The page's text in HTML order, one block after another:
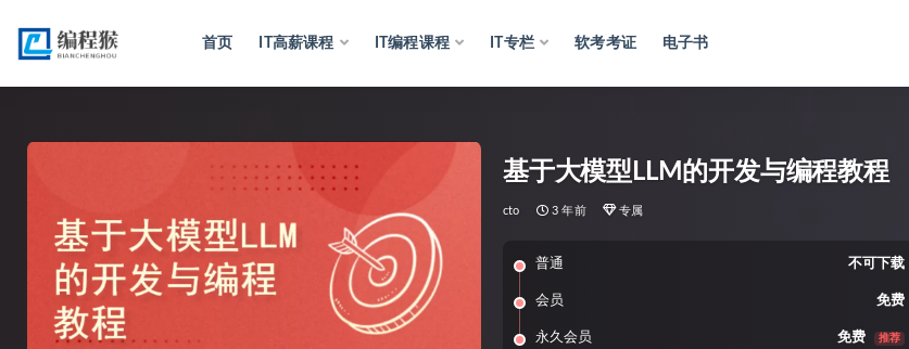
首页 IT高薪课程 IT编程课程 IT专栏 软考考证 电子书
基于大模型LLM的开发与编程教程
cto 3 年前 专属
普通 不可下载
会员 免费
永久会员 免费 推荐